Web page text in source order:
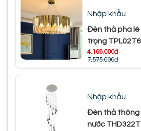
Nhập khẩu
Đèn thả pha
trọng
4.166.000đ
7.575.000đ
Nhập khẩu
Đèn thả thông
nước